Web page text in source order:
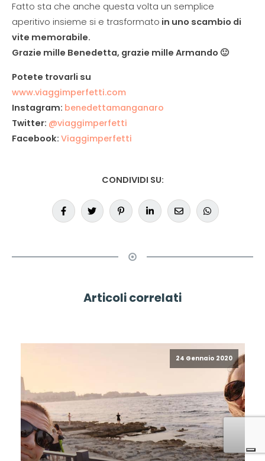
Fatto sta che anche questa volta un semplice
aperitivo insieme si e trasformato in uno scambio di
vite memorabile.
Grazie mille Benedetta, grazie mille Armando 🙂
Potete trovarli su
www.viaggimperfetti.com
Instagram: benedettamanganaro
Twitter: @viaggimperfetti
Facebook: Viaggimperfetti
CONDIVIDI SU:
Articoli correlati
24 Gennaio 2020